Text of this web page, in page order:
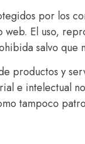
por los
web. El uso,
salvo
productos y
e intelectual
tampoco